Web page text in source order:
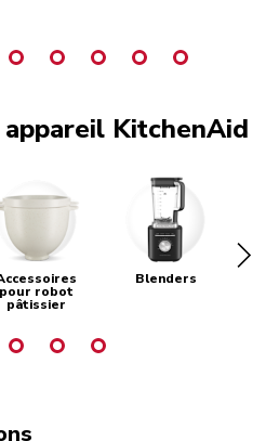
KitchenAid
pour robot
pâtissier
Blenders